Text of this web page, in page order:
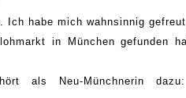
Ich habe mich wahnsinnig
in München gefunden
als Neu-Münchnerin